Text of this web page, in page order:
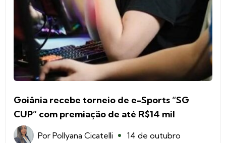
Goiânia recebe torneio de e-Sports “SG
CUP” com premiação de até R$14 mil
Por Pollyana Cicatelli 14 de outubro